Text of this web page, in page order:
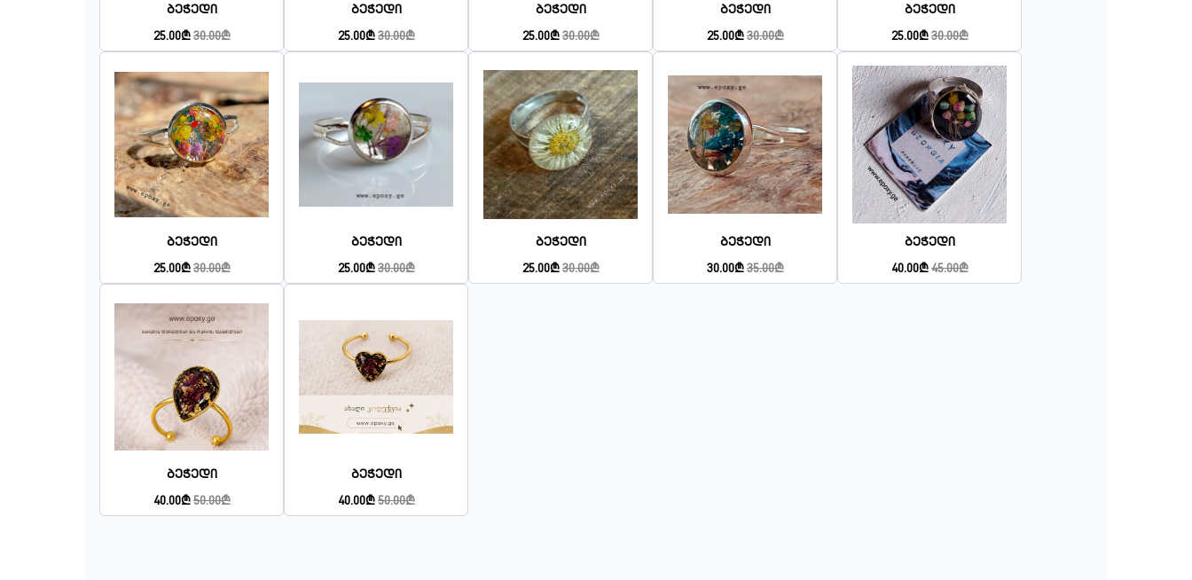
Ბეჭედი
25.00₾ 30.00₾
Ბეჭედი
25.00₾ 30.00₾
Ბეჭედი
25.00₾ 30.00₾
Ბეჭედი
25.00₾ 30.00₾
Ბეჭედი
25.00₾ 30.00₾
Ბეჭედი
25.00₾ 30.00₾
Ბეჭედი
25.00₾ 30.00₾
Ბეჭედი
25.00₾ 30.00₾
Ბეჭედი
30.00₾ 35.00₾
Ბეჭედი
40.00₾ 45.00₾
Ბეჭედი
40.00₾ 50.00₾
Ბეჭედი
40.00₾ 50.00₾